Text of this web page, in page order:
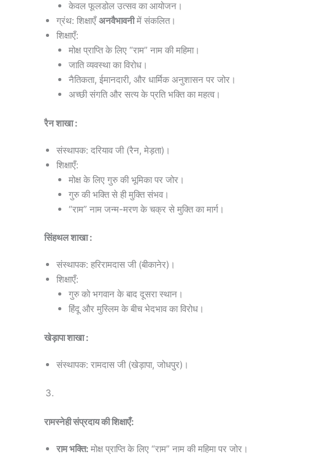
केवल फूलडोल उत्सव का आयोजन।
ग्रंथ: शिक्षाएँअनवैभावनीमें संकलित।
शिक्षाएँ:
मोक्ष प्राप्ति के लिए “राम” नाम की महिमा।
जाति व्यवस्था का विरोध।
नैतिकता, ईमानदारी, और धार्मिक अनुशासन पर जोर।
अच्छी संगति और सत्य के प्रति भक्ति का महत्व।
रैन शाखा :
संस्थापक: दरियाव जी (रैन, मेड़ता)।
शिक्षाएँ:
मोक्ष के लिए गुरु की भूमिका पर जोर।
गुरु की भक्ति से ही मुक्ति संभव।
“राम” नाम जन्म-मरण के चक्र से मुक्ति का मार्ग।
सिंहथल शाखा :
संस्थापक: हरिरामदास जी (बीकानेर)।
शिक्षाएँ:
गुरु को भगवान के बाद दूसरा स्थान।
हिंदू और मुस्लिम के बीच भेदभाव का विरोध।
खेड़ापा शाखा :
संस्थापक: रामदास जी (खेड़ापा, जोधपुर)।
रामस्नेही संप्रदाय की शिक्षाएँ:
राम भक्ति: मोक्ष प्राप्ति के लिए “राम” नाम की महिमा पर जोर।